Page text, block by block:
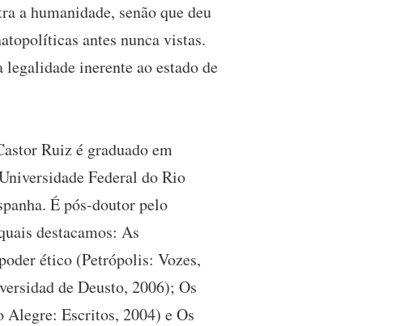
a humanidade, senão que deu
antes nunca vistas.
inerente ao estado de
Ruiz é graduado em
Federal do Rio
É pós-doutor pelo
destacamos: As
ético (Petrópolis: Vozes,
de Deusto, 2006); Os
Escritos, 2004) e Os